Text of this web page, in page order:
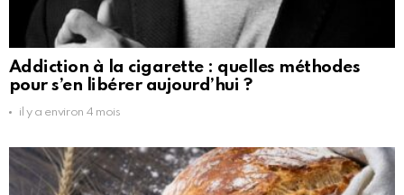
Addiction à la cigarette : quelles méthodes
pour s’en libérer aujourd’hui ?
il y a environ 4 mois